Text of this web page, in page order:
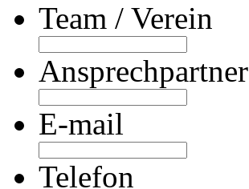
Team / Verein
Ansprechpartner
E-mail
Telefon